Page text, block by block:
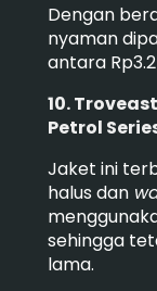
Dengan
nyaman
antara
10.
Petrol
Jaket ini
halus dan
sehingga
lama.